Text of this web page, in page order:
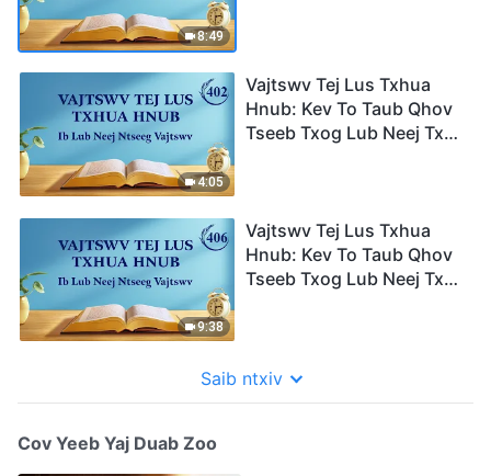
8:49
4:05
Vajtswv Tej Lus Txhua
Hnub: Kev To Taub Qhov
Tseeb Txog Lub Neej Txoj
9:38
Vajtswv Tej Lus Txhua
Hnub: Kev To Taub Qhov
Tseeb Txog Lub Neej Txoj
Saib ntxiv
Cov Yeeb Yaj Duab Zoo